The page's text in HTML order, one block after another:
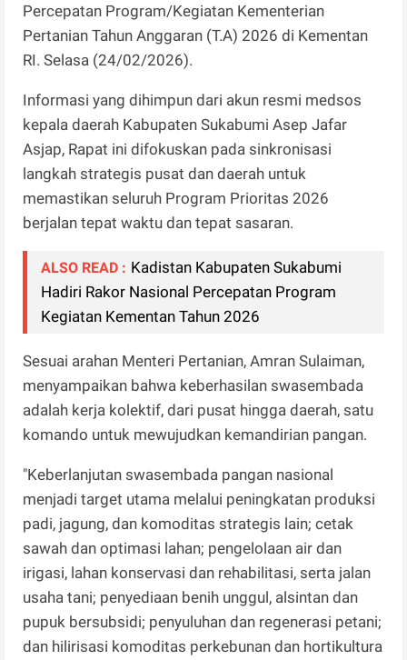
Percepatan Program/Kegiatan Kementerian
Pertanian Tahun Anggaran (T.A) 2026 di Kementan
RI. Selasa (24/02/2026).
Informasi yang dihimpun dari akun resmi medsos
kepala daerah Kabupaten Sukabumi Asep Jafar
Asjap, Rapat ini difokuskan pada sinkronisasi
langkah strategis pusat dan daerah untuk
memastikan seluruh Program Prioritas 2026
berjalan tepat waktu dan tepat sasaran.
ALSO READ : Kadistan Kabupaten Sukabumi
Hadiri Rakor Nasional Percepatan Program
Kegiatan Kementan Tahun 2026
Sesuai arahan Menteri Pertanian, Amran Sulaiman,
menyampaikan bahwa keberhasilan swasembada
adalah kerja kolektif, dari pusat hingga daerah, satu
komando untuk mewujudkan kemandirian pangan.
"Keberlanjutan swasembada pangan nasional
menjadi target utama melalui peningkatan produksi
padi, jagung, dan komoditas strategis lain; cetak
sawah dan optimasi lahan; pengelolaan air dan
irigasi, lahan konservasi dan rehabilitasi, serta jalan
usaha tani; penyediaan benih unggul, alsintan dan
pupuk bersubsidi; penyuluhan dan regenerasi petani;
dan hilirisasi komoditas perkebunan dan hortikultura